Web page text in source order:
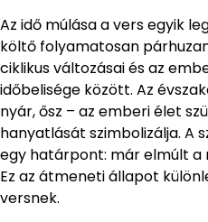
Az idő múlása a vers egyik
költő folyamatosan
ciklikus változásai és az
időbelisége között. Az
nyár, ősz – az emberi élet
hanyatlását szimbolizálja. A
egy határpont: már elmúlt a
Ez az átmeneti állapot
versnek.